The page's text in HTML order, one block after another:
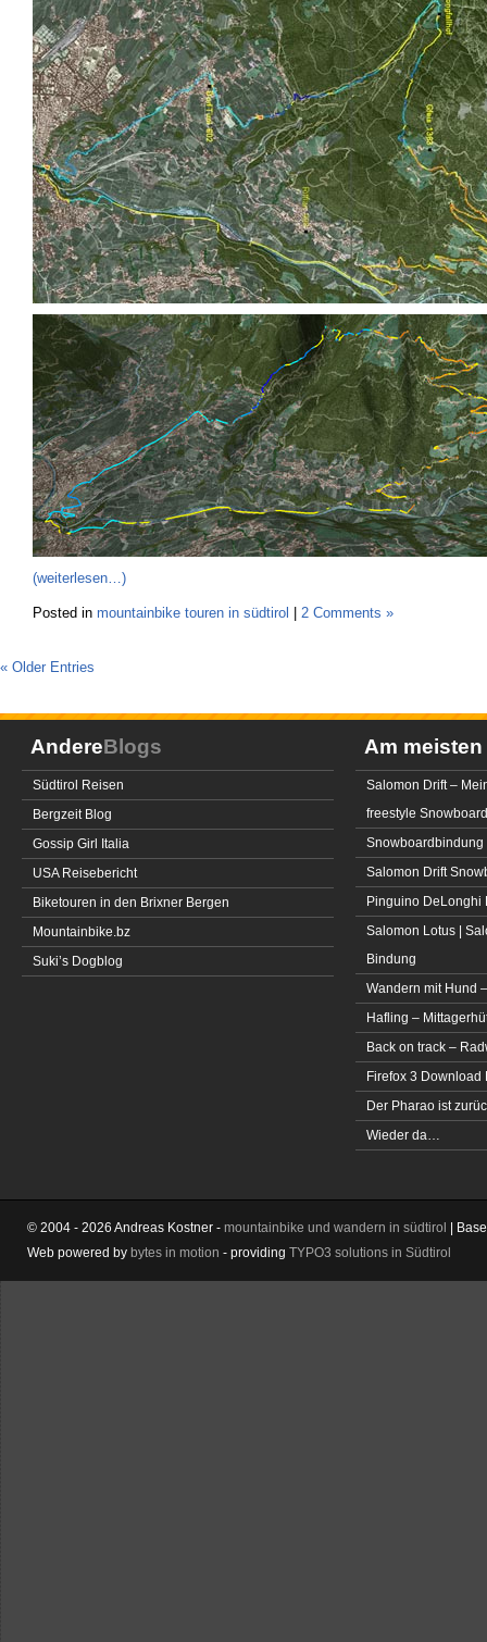
(weiterlesen…)
Posted in mountainbike touren in südtirol 2 Comments »
« Older Entries
AndereBlogs
Südtirol Reisen
Bergzeit Blog
Gossip Girl Italia
USA Reisebericht
Biketouren in den Brixner Bergen
Mountainbike.bz
Suki’s Dogblog
Am meisten
Salomon Drift –
freestyle Snowboard
Snowboardbindung
Salomon Drift
Pinguino DeLonghi
Salomon Lotus |
Bindung
Wandern mit Hund
Hafling –
Back on track –
Firefox 3 Download
Der Pharao ist
Wieder da…
© 2004 - 2026 Andreas Kostner - mountainbike und wandern in südtirol |
Web powered by bytes in motion - providing TYPO3 solutions in Südtirol